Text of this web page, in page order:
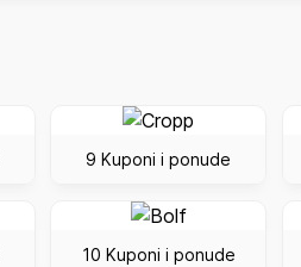
9 Kuponi i ponude
10 Kuponi i ponude